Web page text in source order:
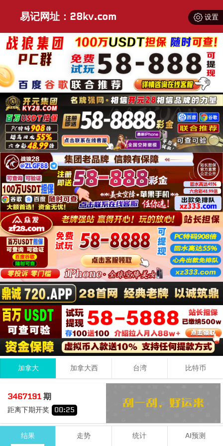
设置
易记网址：28kv.com
加拿大 加拿大西 台湾 比特币
3467191期
距离下期开奖 00:25
6 + 9 3 18
期号 号码
结果 走势 统计 AI预测